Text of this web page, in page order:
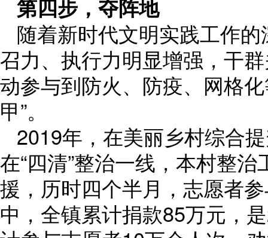
第四步，夺阵地
随着新时代文明实践工作
召力、执行力明显增强，干
动参与到防火、防疫、网格
甲”。
2019年，在美丽乡村综合
在“四清”整治一线，本村整
援，历时四个半月，志愿者
中，全镇累计捐款85万元，